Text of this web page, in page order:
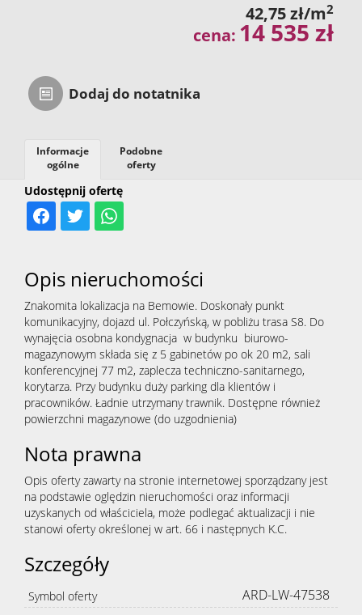
42,75 zł/m2
cena: 14 535 zł
Dodaj do notatnika
Udostępnij ofertę
Informacje
ogólne
Podobne
oferty
Opis nieruchomości
Znakomita lokalizacja na Bemowie. Doskonały punkt
komunikacyjny, dojazd ul. Połczyńską, w pobliżu trasa S8. Do
wynajęcia osobna kondygnacja w budynku biurowo-
magazynowym składa się z 5 gabinetów po ok 20 m2, sali
konferencyjnej 77 m2, zaplecza techniczno-sanitarnego,
korytarza. Przy budynku duży parking dla klientów i
pracowników. Ładnie utrzymany trawnik. Dostępne również
powierzchni magazynowe (do uzgodnienia)
Nota prawna
Opis oferty zawarty na stronie internetowej sporządzany jest
na podstawie oględzin nieruchomości oraz informacji
uzyskanych od właściciela, może podlegać aktualizacji i nie
stanowi oferty określonej w art. 66 i następnych K.C.
Szczegóły
Symbol oferty ARD-LW-47538